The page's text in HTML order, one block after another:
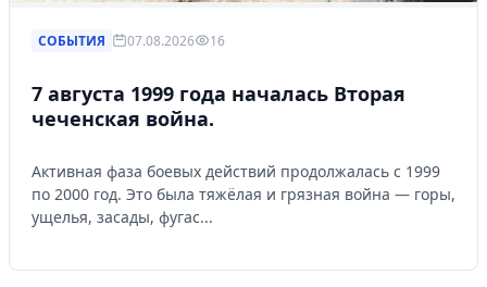
СОБЫТИЯ 07.08.2026 16
7 августа 1999 года началась Вторая
чеченская война.
Активная фаза боевых действий продолжалась с 1999
по 2000 год. Это была тяжёлая и грязная война — горы,
ущелья, засады, фугас...